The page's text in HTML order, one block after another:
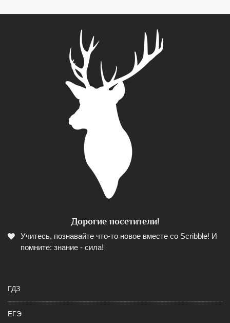
Дорогие посетители!
Учитесь, познавайте что-то новое вместе со Scribble! И
помните: знание - сила!
ГДЗ
ЕГЭ